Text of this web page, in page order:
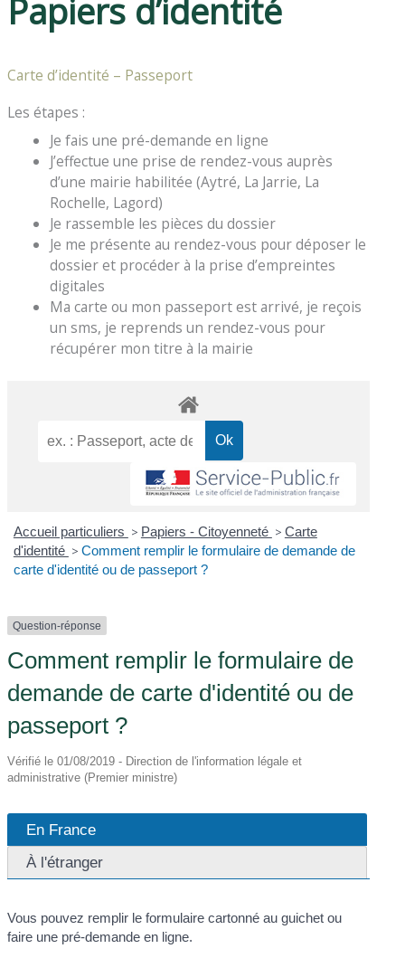
Papiers d’identité
Carte d’identité – Passeport
Les étapes :
Je fais une pré-demande en ligne
J’effectue une prise de rendez-vous auprès
d’une mairie habilitée (Aytré, La Jarrie, La
Rochelle, Lagord)
Je rassemble les pièces du dossier
Je me présente au rendez-vous pour déposer le
dossier et procéder à la prise d’empreintes
digitales
Ma carte ou mon passeport est arrivé, je reçois
un sms, je reprends un rendez-vous pour
récupérer mon titre à la mairie
Accueil particuliers > Papiers - Citoyenneté > Carte
d'identité > Comment remplir le formulaire de demande de
carte d'identité ou de passeport ?
Question-réponse
Comment remplir le formulaire de
demande de carte d'identité ou de
passeport ?
Vérifié le 01/08/2019 - Direction de l'information légale et
administrative (Premier ministre)
En France
À l'étranger
Vous pouvez remplir le formulaire cartonné au guichet ou
faire une pré-demande en ligne.